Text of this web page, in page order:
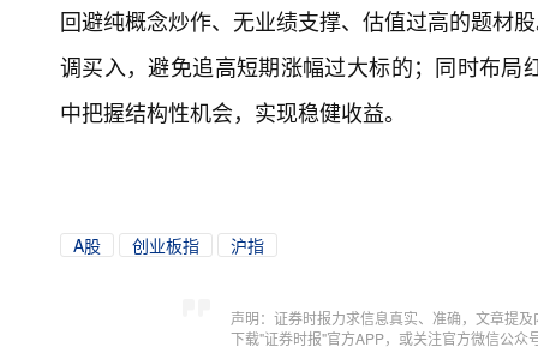
回避纯概念炒作、无业绩支撑、估值过高的题材
调买入，避免追高短期涨幅过大标的；同时布
中把握结构性机会，实现稳健收益。
A股 创业板指 沪指
声明：证券时报力求信息真实、准确，文章提
下载"证券时报"官方APP，或关注官方微信公